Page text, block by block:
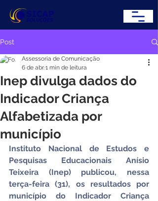
Post
Inep divulga dados do
Indicador Criança
Alfabetizada por
município
Assessoria de Comunicação
6 de abr.1 min de leitura
Instituto Nacional de Estudos e
Pesquisas Educacionais Anísio
Teixeira (Inep) publicou, nessa
terça-feira (31), os resultados por
município do Indicador Criança